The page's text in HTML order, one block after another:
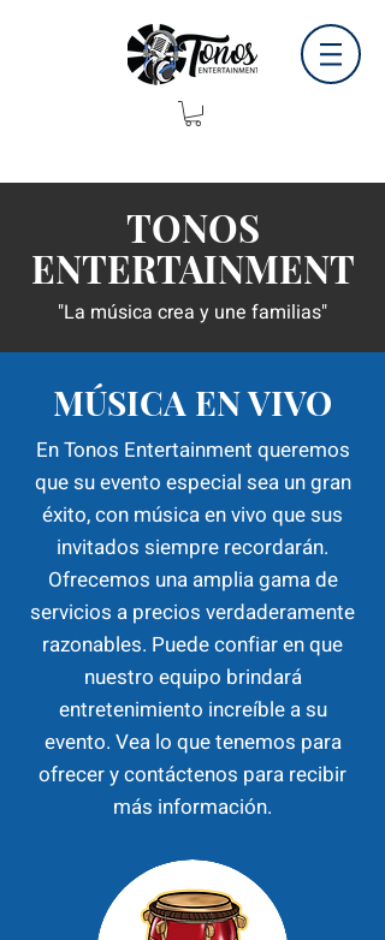
TONOS
ENTERTAINMENT
"La música crea y une familias"
MÚSICA EN VIVO
En Tonos Entertainment queremos
que su evento especial sea un gran
éxito, con música en vivo que sus
invitados siempre recordarán.
Ofrecemos una amplia gama de
servicios a precios verdaderamente
razonables. Puede confiar en que
nuestro equipo brindará
entretenimiento increíble a su
evento. Vea lo que tenemos para
ofrecer y contáctenos para recibir
más información.